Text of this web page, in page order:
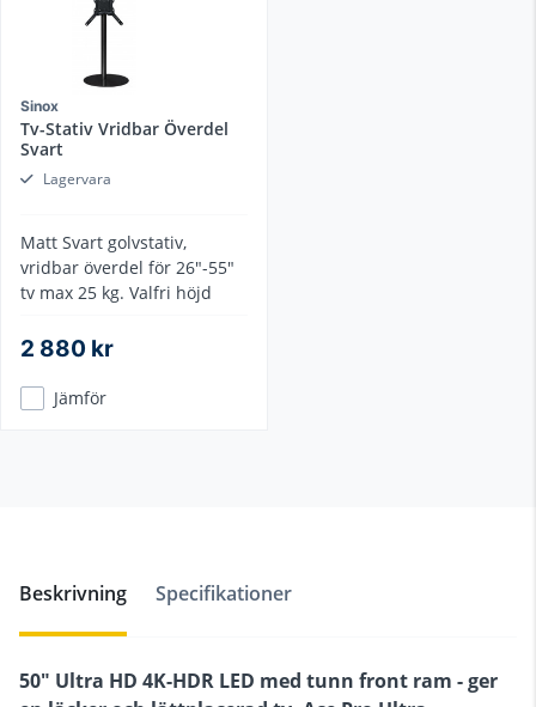
Sinox
Tv-Stativ Vridbar Överdel
Svart
Lagervara
Matt Svart golvstativ,
vridbar överdel för 26"-55"
tv max 25 kg. Valfri höjd
2 880 kr
Jämför
Beskrivning Specifikationer
50" Ultra HD 4K-HDR LED med tunn front ram - ger